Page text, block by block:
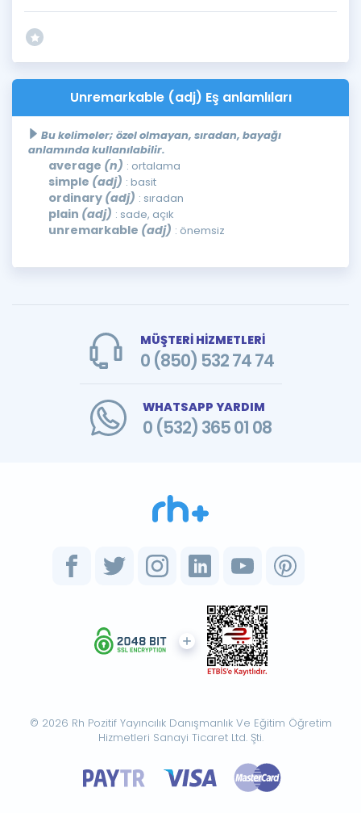
Unremarkable (adj) Eş anlamlıları
Bu kelimeler; özel olmayan, sıradan, bayağı
anlamında kullanılabilir.
average (n) : ortalama
simple (adj) : basit
ordinary (adj) : sıradan
plain (adj) : sade, açık
unremarkable (adj) : önemsiz
MÜŞTERİ HİZMETLERİ
0 (850) 532 74 74
WHATSAPP YARDIM
0 (532) 365 01 08
© 2026 Rh Pozitif Yayıncılık Danışmanlık Ve Eğitim Öğretim
Hizmetleri Sanayi Ticaret Ltd. Şti.